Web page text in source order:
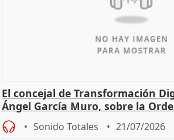
El concejal de Transformación
Ángel García Muro, sobre la
Sonido Totales 21/07/2026